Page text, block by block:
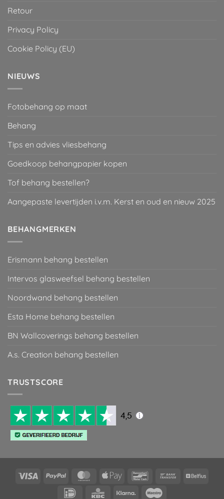
Retour
Privacy Policy
Cookie Policy (EU)
NIEUWS
Fotobehang op maat
Behang
Tips en advies vliesbehang
Goedkoop behangpapier kopen
Tof behang bestellen?
Aangepaste levertijden i.v.m. Kerst en oud en nieuw 2025
BEHANGMERKEN
Erismann behang bestellen
Intervos glasweefsel behang bestellen
Noordwand behang bestellen
Esta Home behang bestellen
BN Wallcoverings behang bestellen
A.s. Creation behang bestellen
TRUSTSCORE
Visa PayPal MasterCard
Apple
BancontactBank
IDeal
KBC Klarna